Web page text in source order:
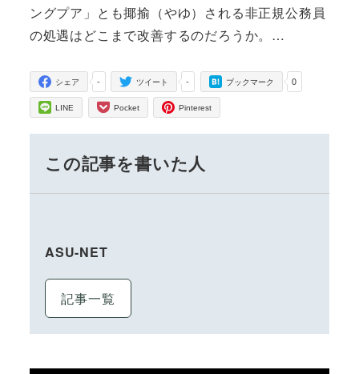
ングプア」とも揶揄（やゆ）される非正規公務員
の処遇はどこまで改善するのだろうか。…
-
シェア -
ツイート 0
ブックマーク
LINE Pocket Pinterest
この記事を書いた人
ASU-NET
記事一覧